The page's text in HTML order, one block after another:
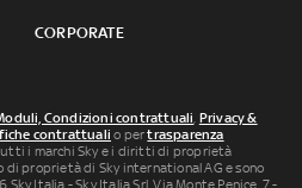
CORPORATE
Condizioni contrattuali, Privacy &
contrattuali o pertrasparenza
i marchi Sky e i diritti di proprietà
proprietà di Sky international AG e sono
Italia - Sky Italia Srl Via Monte Penice, 7 -